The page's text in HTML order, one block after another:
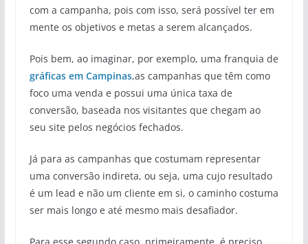
com a campanha, pois com isso, será possível ter em
mente os objetivos e metas a serem alcançados.
Pois bem, ao imaginar, por exemplo, uma franquia de
gráficas em Campinas,as campanhas que têm como
foco uma venda e possui uma única taxa de
conversão, baseada nos visitantes que chegam ao
seu site pelos negócios fechados.
Já para as campanhas que costumam representar
uma conversão indireta, ou seja, uma cujo resultado
é um lead e não um cliente em si, o caminho costuma
ser mais longo e até mesmo mais desafiador.